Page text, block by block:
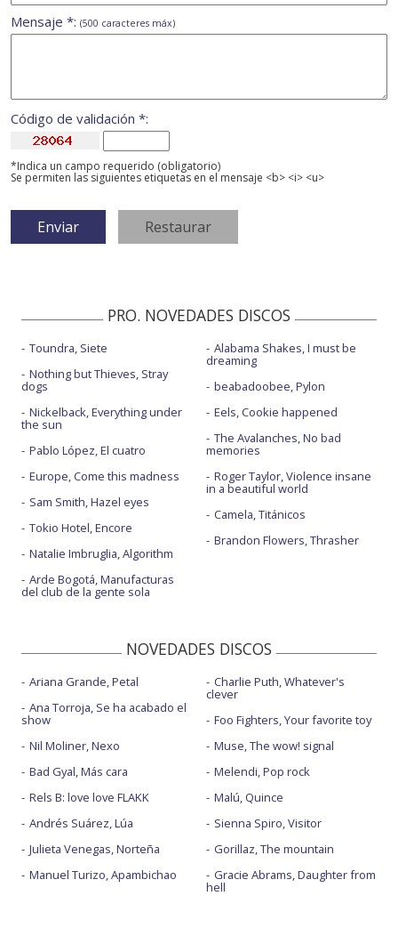
Mensaje *: (500 caracteres máx)
Código de validación *:
*Indica un campo requerido (obligatorio)
Se permiten las siguientes etiquetas en el mensaje <b> <i> <u>
PRO. NOVEDADES DISCOS
Toundra, Siete
Nothing but Thieves, Stray
dogs
Nickelback, Everything under
the sun
Pablo López, El cuatro
Europe, Come this madness
Sam Smith, Hazel eyes
Tokio Hotel, Encore
Natalie Imbruglia, Algorithm
Arde Bogotá, Manufacturas
del club de la gente sola
Alabama Shakes, I must be
dreaming
beabadoobee, Pylon
Eels, Cookie happened
The Avalanches, No bad
memories
Roger Taylor, Violence insane
in a beautiful world
Camela, Titánicos
Brandon Flowers, Thrasher
NOVEDADES DISCOS
Ariana Grande, Petal
Ana Torroja, Se ha acabado el
show
Nil Moliner, Nexo
Bad Gyal, Más cara
Rels B: love love FLAKK
Andrés Suárez, Lúa
Julieta Venegas, Norteña
Manuel Turizo, Apambichao
Charlie Puth, Whatever's
clever
Foo Fighters, Your favorite toy
Muse, The wow! signal
Melendi, Pop rock
Malú, Quince
Sienna Spiro, Visitor
Gorillaz, The mountain
Gracie Abrams, Daughter from
hell